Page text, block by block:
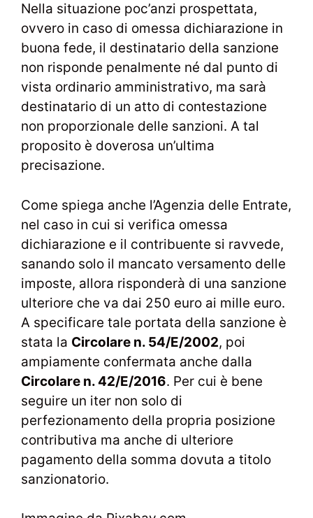
Nella situazione poc’anzi prospettata,
ovvero in caso di omessa dichiarazione in
buona fede, il destinatario della sanzione
non risponde penalmente né dal punto di
vista ordinario amministrativo, ma sarà
destinatario di un atto di contestazione
non proporzionale delle sanzioni. A tal
proposito è doverosa un’ultima
precisazione.
Come spiega anche l’Agenzia delle Entrate,
nel caso in cui si verifica omessa
dichiarazione e il contribuente si ravvede,
sanando solo il mancato versamento delle
imposte, allora risponderà di una sanzione
ulteriore che va dai 250 euro ai mille euro.
A specificare tale portata della sanzione è
stata la Circolare n. 54/E/2002, poi
ampiamente confermata anche dalla
Circolare n. 42/E/2016. Per cui è bene
seguire un iter non solo di
perfezionamento della propria posizione
contributiva ma anche di ulteriore
pagamento della somma dovuta a titolo
sanzionatorio.